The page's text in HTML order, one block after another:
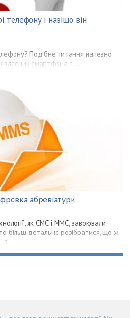
і навіщо він
Подібне питання напевно
власник смартфона з ...
абревіатури
як СМС і ММС, завоювали
більш детально розібратися, що ж
в